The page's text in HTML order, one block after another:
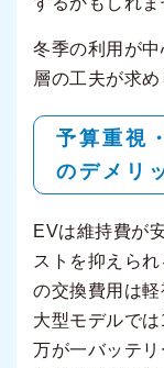
冬季の利用が
層の工夫が求め
予算重視
のデメリ
EVは維持費が
ストを抑えら
の交換費用は軽
大型モデルで
万が一バッテ